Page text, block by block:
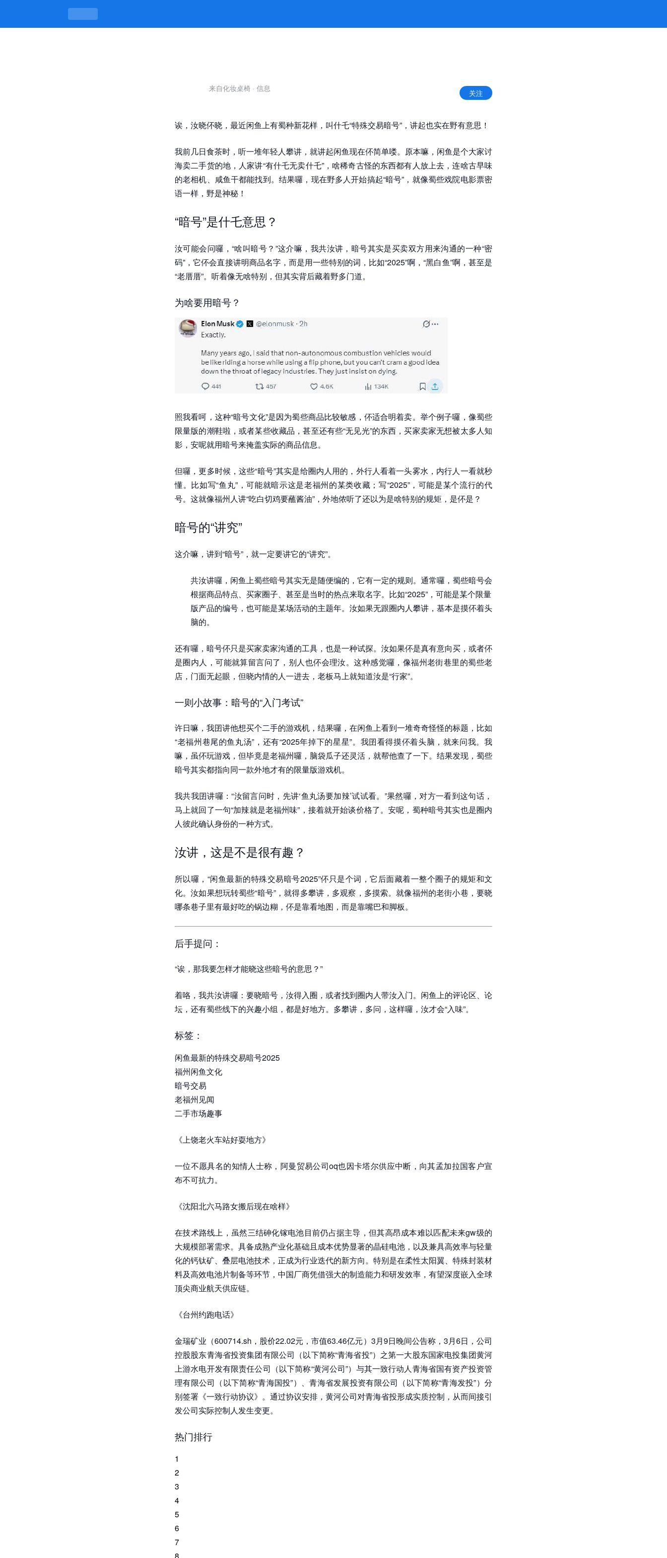
闲鱼最新的特殊交易暗号2025，暗号伓对货就伓起！ -澳门大赢家论坛
来自化妆桌椅 · 信息 关注
诶，汝晓伓晓，最近闲鱼上有蜀种新花样，叫什乇“特殊交易暗号”，讲起也实在野有意思！
我前几日食茶时，听一堆年轻人攀讲，就讲起闲鱼现在伓简单喽。原本嘛，闲鱼是个大家讨
海卖二手货的地，人家讲“有什乇无卖什乇”，啥稀奇古怪的东西都有人放上去，连啥古早味
的老相机、咸鱼干都能找到。结果囉，现在野多人开始搞起“暗号”，就像蜀些戏院电影票密
语一样，野是神秘！
“暗号”是什乇意思？
汝可能会问囉，“啥叫暗号？”这介嘛，我共汝讲，暗号其实是买卖双方用来沟通的一种“密
码”，它伓会直接讲明商品名字，而是用一些特别的词，比如“2025”啊，“黑白鱼”啊，甚至是
“老厝厝”。听着像无啥特别，但其实背后藏着野多门道。
为啥要用暗号？
照我看呵，这种“暗号文化”是因为蜀些商品比较敏感，伓适合明着卖。举个例子囉，像蜀些
限量版的潮鞋啦，或者某些收藏品，甚至还有些“无见光”的东西，买家卖家无想被太多人知
影，安呢就用暗号来掩盖实际的商品信息。
但囉，更多时候，这些“暗号”其实是给圈内人用的，外行人看着一头雾水，内行人一看就秒
懂。比如写“鱼丸”，可能就暗示这是老福州的某类收藏；写“2025”，可能是某个流行的代
号。这就像福州人讲“吃白切鸡要蘸酱油”，外地侬听了还以为是啥特别的规矩，是伓是？
暗号的“讲究”
这介嘛，讲到“暗号”，就一定要讲它的“讲究”。
共汝讲囉，闲鱼上蜀些暗号其实无是随便编的，它有一定的规则。通常囉，蜀些暗号会
根据商品特点、买家圈子、甚至是当时的热点来取名字。比如“2025”，可能是某个限量
版产品的编号，也可能是某场活动的主题年。汝如果无跟圈内人攀讲，基本是摸伓着头
脑的。
还有囉，暗号伓只是买家卖家沟通的工具，也是一种试探。汝如果伓是真有意向买，或者伓
是圈内人，可能就算留言问了，别人也伓会理汝。这种感觉囉，像福州老街巷里的蜀些老
店，门面无起眼，但晓内情的人一进去，老板马上就知道汝是“行家”。
一则小故事：暗号的“入门考试”
许日嘛，我囝讲他想买个二手的游戏机，结果囉，在闲鱼上看到一堆奇奇怪怪的标题，比如
“老福州巷尾的鱼丸汤”，还有“2025年掉下的星星”。我囝看得摸伓着头脑，就来问我。我
嘛，虽伓玩游戏，但毕竟是老福州囉，脑袋瓜子还灵活，就帮他查了一下。结果发现，蜀些
暗号其实都指向同一款外地才有的限量版游戏机。
我共我囝讲囉：“汝留言问时，先讲‘鱼丸汤要加辣’试试看。”果然囉，对方一看到这句话，
马上就回了一句“加辣就是老福州味”，接着就开始谈价格了。安呢，蜀种暗号其实也是圈内
人彼此确认身份的一种方式。
汝讲，这是不是很有趣？
所以囉，“闲鱼最新的特殊交易暗号2025”伓只是个词，它后面藏着一整个圈子的规矩和文
化。汝如果想玩转蜀些“暗号”，就得多攀讲，多观察，多摸索。就像福州的老街小巷，要晓
哪条巷子里有最好吃的锅边糊，伓是靠看地图，而是靠嘴巴和脚板。
后手提问：
“诶，那我要怎样才能晓这些暗号的意思？”
着咯，我共汝讲囉：要晓暗号，汝得入圈，或者找到圈内人带汝入门。闲鱼上的评论区、论
坛，还有蜀些线下的兴趣小组，都是好地方。多攀讲，多问，这样囉，汝才会“入味”。
标签：
闲鱼最新的特殊交易暗号2025
福州闲鱼文化
暗号交易
老福州见闻
二手市场趣事
《上饶老火车站好耍地方》
一位不愿具名的知情人士称，阿曼贸易公司oq也因卡塔尔供应中断，向其孟加拉国客户宣
布不可抗力。
《沈阳北六马路女搬后现在啥样》
在技术路线上，虽然三结砷化镓电池目前仍占据主导，但其高昂成本难以匹配未来gw级的
大规模部署需求。具备成熟产业化基础且成本优势显著的晶硅电池，以及兼具高效率与轻量
化的钙钛矿、叠层电池技术，正成为行业迭代的新方向。特别是在柔性太阳翼、特殊封装材
料及高效电池片制备等环节，中国厂商凭借强大的制造能力和研发效率，有望深度嵌入全球
顶尖商业航天供应链。
《台州约跑电话》
金瑞矿业（600714.sh，股价22.02元，市值63.46亿元）3月9日晚间公告称，3月6日，公司
控股股东青海省投资集团有限公司（以下简称“青海省投”）之第一大股东国家电投集团黄河
上游水电开发有限责任公司（以下简称“黄河公司”）与其一致行动人青海省国有资产投资管
理有限公司（以下简称“青海国投”）、青海省发展投资有限公司（以下简称“青海发投”）分
别签署《一致行动协议》。通过协议安排，黄河公司对青海省投形成实质控制，从而间接引
发公司实际控制人发生变更。
热门排行
1
2
3
4
5
6
7